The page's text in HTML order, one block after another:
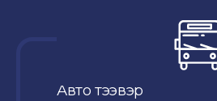
Авто тээвэр